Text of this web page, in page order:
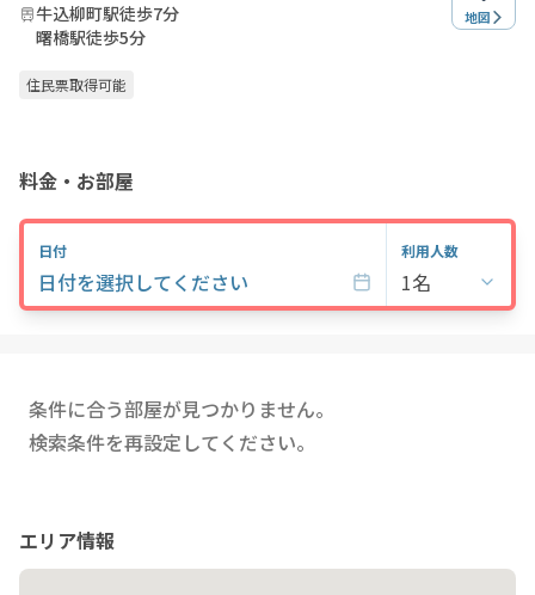
牛込柳町駅徒歩7分
曙橋駅徒歩5分
地図
住民票取得可能
料金・お部屋
日付
日付を選択してください
利用人数
1名
条件に合う部屋が見つかりません。
検索条件を再設定してください。
エリア情報